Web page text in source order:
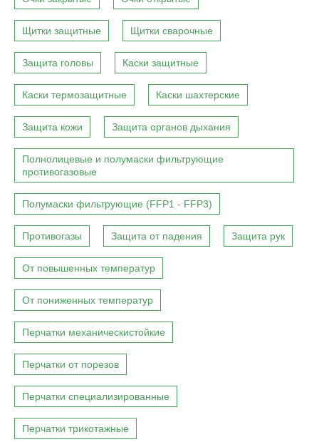
Щитки защитные Щитки сварочные
Защита головы Каски защитные
Каски термозащитные Каски шахтерские
Защита кожи Защита органов дыхания
Полнолицевые и полумаски фильтрующие
противогазовые
Полумаски фильтрующие (FFP1 - FFP3)
Противогазы Защита от падения Защита рук
От повышенных температур
От пониженных температур
Перчатки механическистойкие
Перчатки от порезов
Перчатки специализированные
Перчатки трикотажные